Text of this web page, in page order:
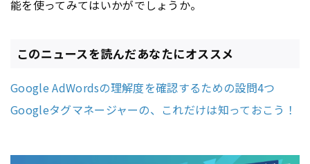
能を使ってみてはいかがでしょうか。
このニュースを読んだあなたにオススメ
Google AdWordsの理解度を確認するための設問4つ
Googleタグマネージャーの、これだけは知っておこう！